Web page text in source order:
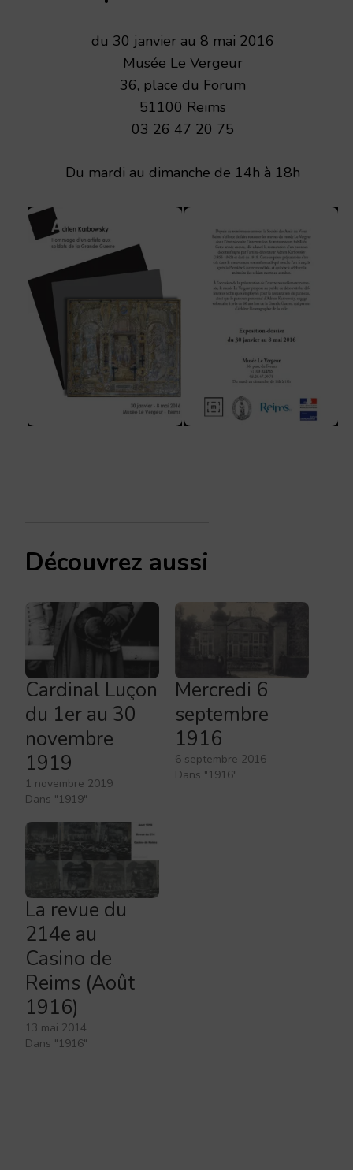
du 30 janvier au 8 mai 2016
Musée Le Vergeur
36, place du Forum
51100 Reims
03 26 47 20 75
Du mardi au dimanche de 14h à 18h
Découvrez aussi
Cardinal Luçon
du 1er au 30
novembre
1919
1 novembre 2019
Dans "1919"
Mercredi 6
septembre
1916
6 septembre 2016
Dans "1916"
La revue du
214e au
Casino de
Reims (Août
1916)
13 mai 2014
Dans "1916"